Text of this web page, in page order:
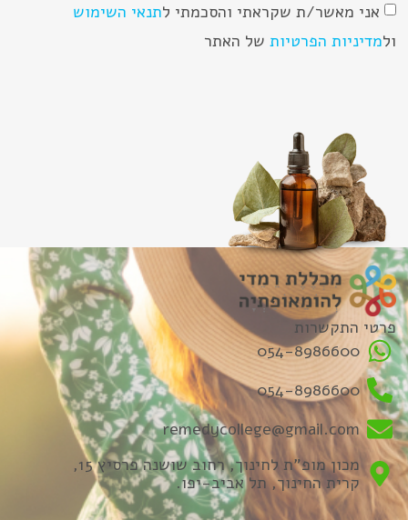
אני מאשר/ת שקראתי והסכמתי לתנאי השימוש
ולמדיניות הפרטיות של האתר
פרטי התקשרות
054-8986600
054-8986600
remedycollege@gmail.com
מכון מופ"ת לחינוך, רחוב שושנה פרסיץ 15,
קרית החינוך, תל אביב-יפו.